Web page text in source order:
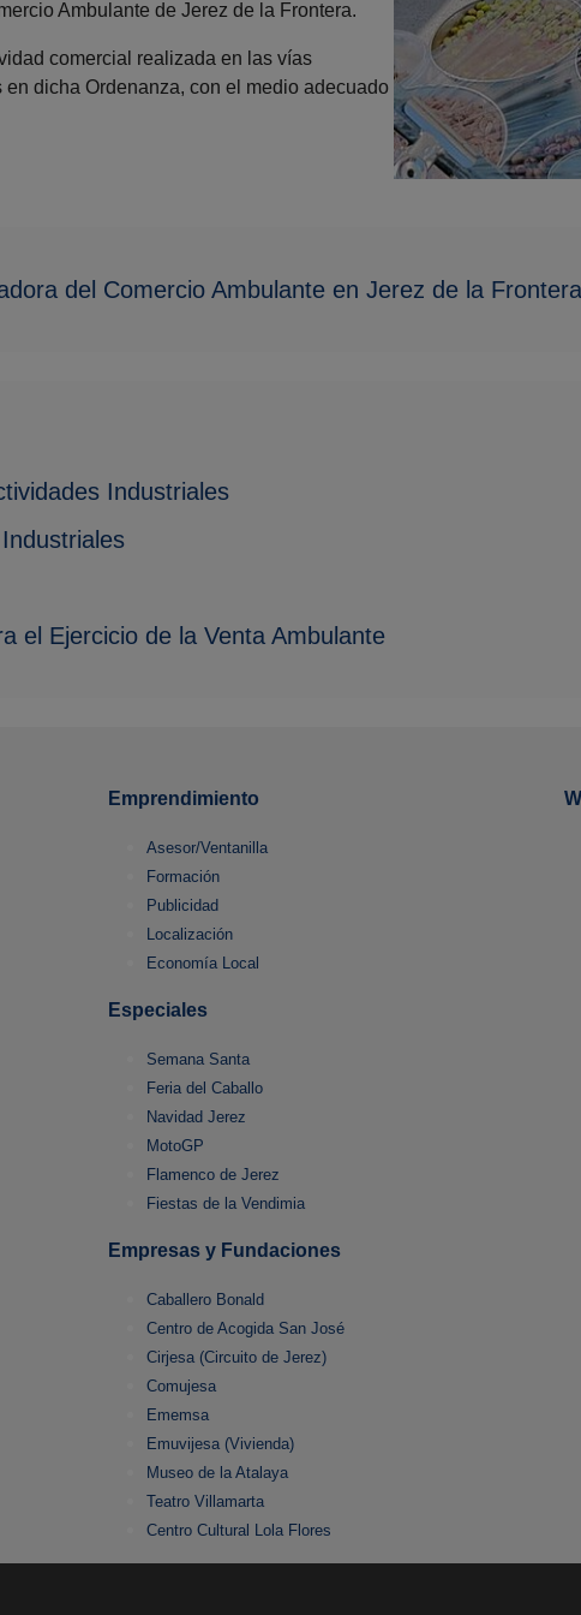
Ambulante de Jerez de la Frontera.
comercial realizada en las vías
dicha Ordenanza, con el medio adecuado
del Comercio Ambulante en Jerez de la Frontera
Industriales
el Ejercicio de la Venta Ambulante
Emprendimiento
Asesor/Ventanilla
Formación
Publicidad
Localización
Economía Local
Especiales
Semana Santa
Feria del Caballo
Navidad Jerez
MotoGP
Flamenco de Jerez
Fiestas de la Vendimia
Empresas y Fundaciones
Caballero Bonald
Centro de Acogida San José
Cirjesa (Circuito de Jerez)
Comujesa
Ememsa
Emuvijesa (Vivienda)
Museo de la Atalaya
Teatro Villamarta
Centro Cultural Lola Flores